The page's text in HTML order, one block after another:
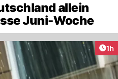
allein
Juni-Woche
1h